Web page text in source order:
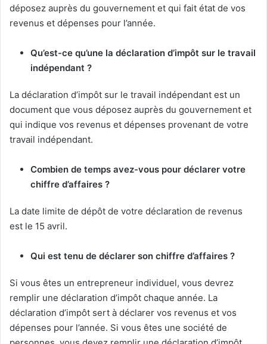
déposez auprès du gouvernement et qui fait état de vos
revenus et dépenses pour l’année.
Qu’est-ce qu’une la déclaration d’impôt sur le travail
indépendant ?
La déclaration d’impôt sur le travail indépendant est un
document que vous déposez auprès du gouvernement et
qui indique vos revenus et dépenses provenant de votre
travail indépendant.
Combien de temps avez-vous pour déclarer votre
chiffre d’affaires ?
La date limite de dépôt de votre déclaration de revenus
est le 15 avril.
Qui est tenu de déclarer son chiffre d’affaires ?
Si vous êtes un entrepreneur individuel, vous devrez
remplir une déclaration d’impôt chaque année. La
déclaration d’impôt sert à déclarer vos revenus et vos
dépenses pour l’année. Si vous êtes une société de